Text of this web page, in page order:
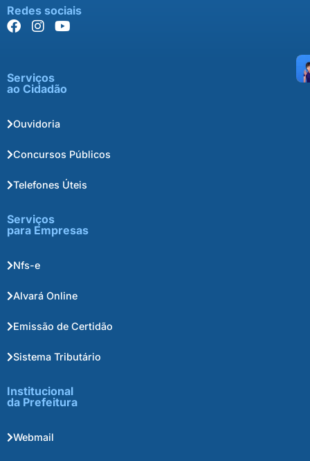
Redes sociais
Serviços
ao Cidadão
Ouvidoria
Concursos Públicos
Telefones Úteis
Serviços
para Empresas
Nfs-e
Alvará Online
Emissão de Certidão
Sistema Tributário
Institucional
da Prefeitura
Webmail